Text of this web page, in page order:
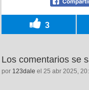
3
Los comentarios se
por 123dale el 25 abr 2025,